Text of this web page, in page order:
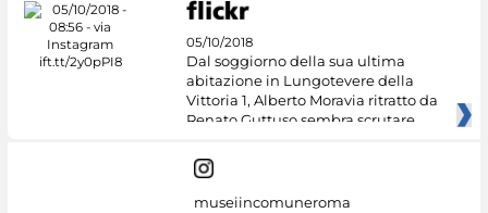
05/10/2018
Dal soggiorno della sua ultima
abitazione in Lungotevere della
Vittoria 1, Alberto Moravia ritratto da
Renato Guttuso sembra scrutare
museiincomuneroma